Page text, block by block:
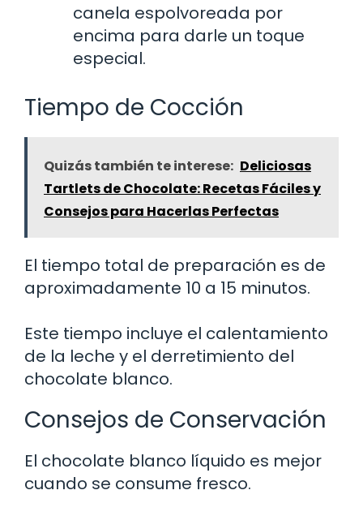
canela espolvoreada por
encima para darle un toque
especial.
Tiempo de Cocción
Quizás también te interese: Deliciosas
Tartlets de Chocolate: Recetas Fáciles y
Consejos para Hacerlas Perfectas
El tiempo total de preparación es de
aproximadamente 10 a 15 minutos.
Este tiempo incluye el calentamiento
de la leche y el derretimiento del
chocolate blanco.
Consejos de Conservación
El chocolate blanco líquido es mejor
cuando se consume fresco.